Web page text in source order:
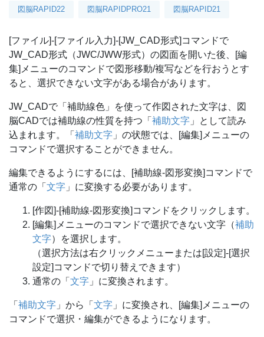
図脳RAPID22 図脳RAPIDPRO21 図脳RAPID21
[ファイル]-[ファイル入力]-[JW_CAD形式]コマンドで
JW_CAD形式（JWC/JWW形式）の図面を開いた後、[編
集]メニューのコマンドで図形移動/複写などを行おうとす
ると、選択できない文字がある場合があります。
JW_CADで「補助線色」を使って作図された文字は、図
脳CADでは補助線の性質を持つ「 補助文字 」として読み
込まれます。「 補助文字 」の状態では、[編集]メニューの
コマンドで選択することができません。
編集できるようにするには、[補助線-図形変換]コマンドで
通常の「 文字 」に変換する必要があります。
[作図]-[補助線-図形変換]コマンドをクリックします。
[編集]メニューのコマンドで選択できない文字（補助
文字）を選択します。
（選択方法は右クリックメニューまたは[設定]-[選択
設定]コマンドで切り替えできます）
通常の「 文字 」に変換されます。
「 補助文字 」から「 文字 」に変換され、[編集]メニューの
コマンドで選択・編集ができるようになります。